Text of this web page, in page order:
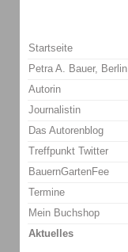
Startseite
Petra A. Bauer, Berlin
Autorin
Journalistin
Das Autorenblog
Treffpunkt Twitter
BauernGartenFee
Termine
Mein Buchshop
Aktuelles